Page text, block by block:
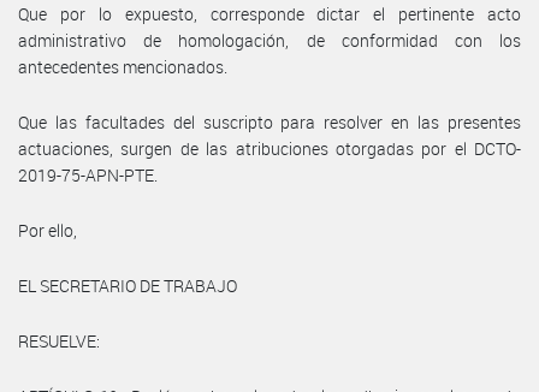
Que por lo expuesto, corresponde dictar el pertinente acto
administrativo de homologación, de conformidad con los
antecedentes mencionados.
Que las facultades del suscripto para resolver en las presentes
actuaciones, surgen de las atribuciones otorgadas por el DCTO-
2019-75-APN-PTE.
Por ello,
EL SECRETARIO DE TRABAJO
RESUELVE: